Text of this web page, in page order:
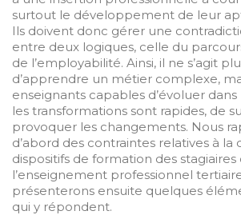
surtout le développement de leur
Ils doivent donc gérer une
entre deux logiques, celle du
de l’employabilité. Ainsi, il ne s’agit
d’apprendre un métier complexe,
enseignants capables d’évoluer
les transformations sont rapides, de
provoquer les changements. Nous
d’abord des contraintes relatives à la
dispositifs de formation des stagiaires
l’enseignement professionnel
présenterons ensuite quelques
qui y répondent.